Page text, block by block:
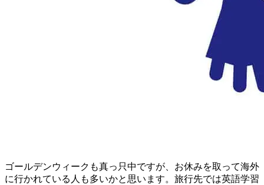
ゴールデンウィークも真っ只中ですが、お休みを取って海外
に行かれている人も多いかと思います。旅行先では英語学習